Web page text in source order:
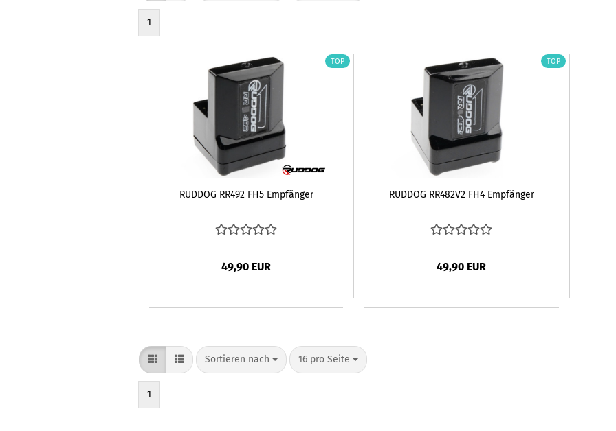
1
TOP
RUDDOG RR492 FH5 Empfänger
49,90 EUR
TOP
RUDDOG RR482V2 FH4 Empfänger
49,90 EUR
Sortieren nach
Sortieren nach 16 pro Seite
pro Seite
1